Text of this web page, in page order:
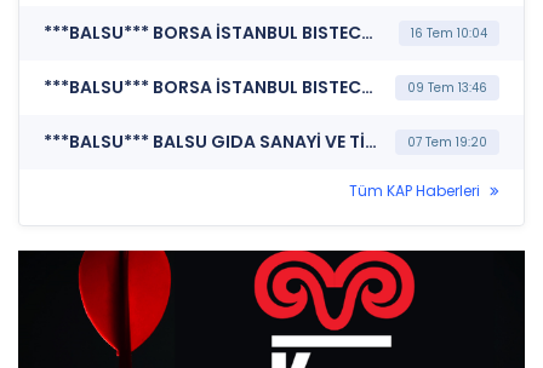
***BALSU*** BORSA İSTANBUL BISTECH DEVRE KESİCİ UYGULAMASI (Pay Bazında Devre Kesici Bildirimi) 16 Tem 10:04
***BALSU*** BORSA İSTANBUL BISTECH DEVRE KESİCİ UYGULAMASI (Pay Bazında Devre Kesici Bildirimi) 09 Tem 13:46
***BALSU*** BALSU GIDA SANAYİ VE TİCARET A.Ş. (Sermaye Artırımı - Azaltımı İşlemlerine İlişkin Bildirim) 07 Tem 19:20
Tüm KAP Haberleri